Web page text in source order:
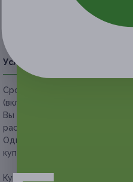
Условия
Срок действия купонов:
(включительно).
Вы можете предъявить купон
распечатанном виде.
Один человек может купить
купонов в подарок.
Купон действует на